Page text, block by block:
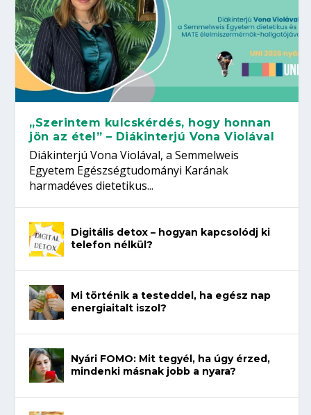
„Szerintem kulcskérdés, hogy honnan
jön az étel” – Diákinterjú Vona Violával
Diákinterjú Vona Violával, a Semmelweis
Egyetem Egészségtudományi Karának
harmadéves dietetikus...
Digitális detox – hogyan kapcsolódj ki
telefon nélkül?
Mi történik a testeddel, ha egész nap
energiaitalt iszol?
Nyári FOMO: Mit tegyél, ha úgy érzed,
mindenki másnak jobb a nyara?